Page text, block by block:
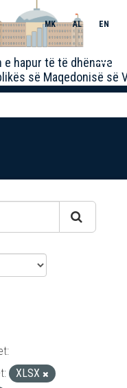
e hapur të të dhënave
së Maqedonisë së
MK AL EN
Toggle
XLSX